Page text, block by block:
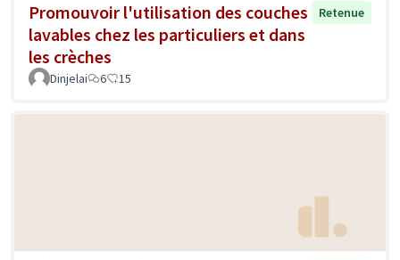
Promouvoir l'utilisation des couches
lavables chez les particuliers et dans
les crèches
Retenue
Dinjelai 6 15